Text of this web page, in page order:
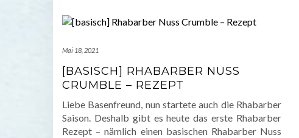
Mai 18, 2021
[BASISCH] RHABARBER NUSS
CRUMBLE – REZEPT
Liebe Basenfreund, nun startete auch die Rhabarber
Saison. Deshalb gibt es heute das erste Rhabarber
Rezept – nämlich einen basischen Rhabarber Nuss